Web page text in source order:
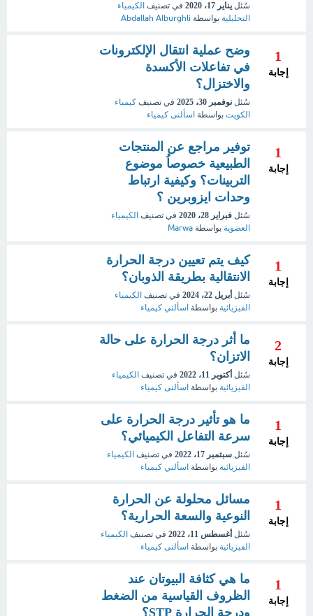
سُئل يناير 17، 2020 في تصنيف الكيمياء
التحليلية بواسطة Abdallah Alburghli
1
إجابة
وضح عملية انتقال الإلكترونات
في تفاعلات الأكسدة
والاختزال؟
سُئل نوفمبر 30، 2025 في تصنيف كيمياء
الكويت بواسطة اسألنى كيمياء
1
إجابة
توفير مراجع عن المنتجات
الطبيعية خصوصاُ موضوع
التربينات؟ وكيفية ارتباط
وحدات ايزوبرين ؟
سُئل فبراير 28، 2020 في تصنيف الكيمياء
العضوية بواسطة Marwa
1
إجابة
كيف يتم تعيين درجة الحرارة
الانتقالية بطريقة الذوبان؟
سُئل أبريل 22، 2024 في تصنيف الكيمياء
الفيزيائية بواسطة اسألني كيمياء
2
إجابة
ما أثر درجة الحرارة على حالة
الاتزان؟
سُئل أكتوبر 11، 2022 في تصنيف الكيمياء
الفيزيائية بواسطة اسألنى كيمياء
1
إجابة
ما هو تأثير درجة الحرارة على
سرعة التفاعل الكيميائي؟
سُئل سبتمبر 17، 2022 في تصنيف الكيمياء
الفيزيائية بواسطة اسألني كيمياء
1
إجابة
مسائل محلولة عن الحرارة
النوعية والسعة الحرارية؟
سُئل أغسطس 11، 2022 في تصنيف الكيمياء
الفيزيائية بواسطة اسألنى كيمياء
1
إجابة
ما هي كثافة البيوتان عند
الظروف القياسية من الضغط
ودرجة الحرارة STP؟